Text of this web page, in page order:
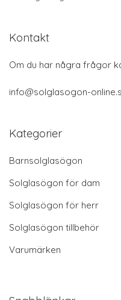
Kontakt
Om du har några frågor
info@solglasogon-
Kategorier
Barnsolglasögon
Solglasögon för dam
Solglasögon för herr
Solglasögon tillbehör
Varumärken